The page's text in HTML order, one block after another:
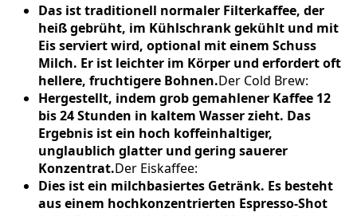
Das ist traditionell normaler Filterkaffee, der
heiß gebrüht, im Kühlschrank gekühlt und mit
Eis serviert wird, optional mit einem Schuss
Milch. Er ist leichter im Körper und erfordert oft
hellere, fruchtigere Bohnen.Der Cold Brew:
Hergestellt, indem grob gemahlener Kaffee 12
bis 24 Stunden in kaltem Wasser zieht. Das
Ergebnis ist ein hoch koffeinhaltiger,
unglaublich glatter und gering sauerer
Konzentrat.Der Eiskaffee:
Dies ist ein milchbasiertes Getränk. Es besteht
aus einem hochkonzentrierten Espresso-Shot